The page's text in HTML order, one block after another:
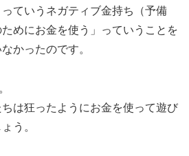
っていうネガティブ金持ち（予備
めにお金を使う」っていうことを
かったのです。
は狂ったようにお金を使って遊び
う。